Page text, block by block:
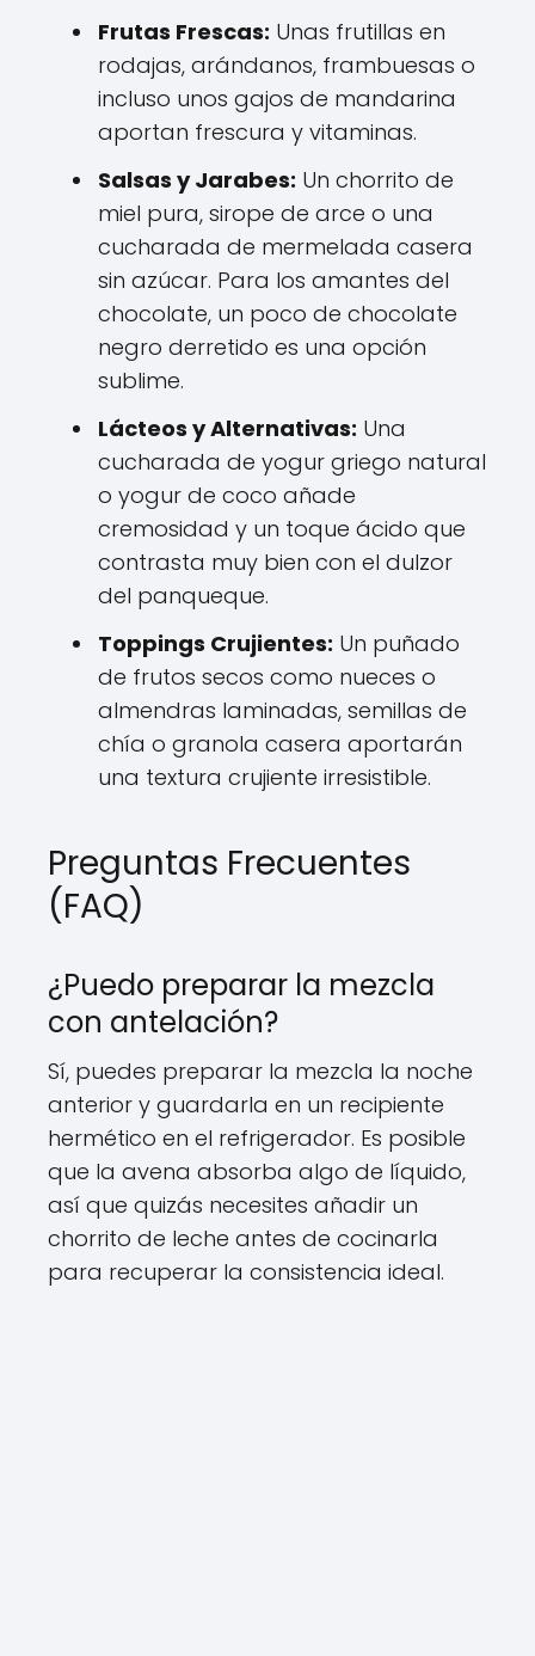
Frutas Frescas: Unas frutillas en
rodajas, arándanos, frambuesas o
incluso unos gajos de mandarina
aportan frescura y vitaminas.
Salsas y Jarabes: Un chorrito de
miel pura, sirope de arce o una
cucharada de mermelada casera
sin azúcar. Para los amantes del
chocolate, un poco de chocolate
negro derretido es una opción
sublime.
Lácteos y Alternativas: Una
cucharada de yogur griego natural
o yogur de coco añade
cremosidad y un toque ácido que
contrasta muy bien con el dulzor
del panqueque.
Toppings Crujientes: Un puñado
de frutos secos como nueces o
almendras laminadas, semillas de
chía o granola casera aportarán
una textura crujiente irresistible.
Preguntas Frecuentes
(FAQ)
¿Puedo preparar la mezcla
con antelación?
Sí, puedes preparar la mezcla la noche
anterior y guardarla en un recipiente
hermético en el refrigerador. Es posible
que la avena absorba algo de líquido,
así que quizás necesites añadir un
chorrito de leche antes de cocinarla
para recuperar la consistencia ideal.